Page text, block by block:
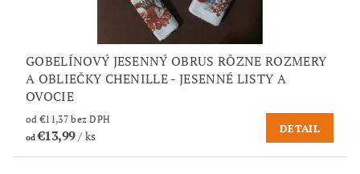
GOBELÍNOVÝ JESENNÝ OBRUS RÔZNE ROZMERY
A OBLIEČKY CHENILLE - JESENNÉ LISTY A
OVOCIE
od €11,37 bez DPH
od€13,99/ ks
DETAIL